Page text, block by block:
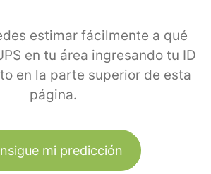
estimar fácilmente a qué
en tu área ingresando tu ID
en la parte superior de esta
página.
mi predicción